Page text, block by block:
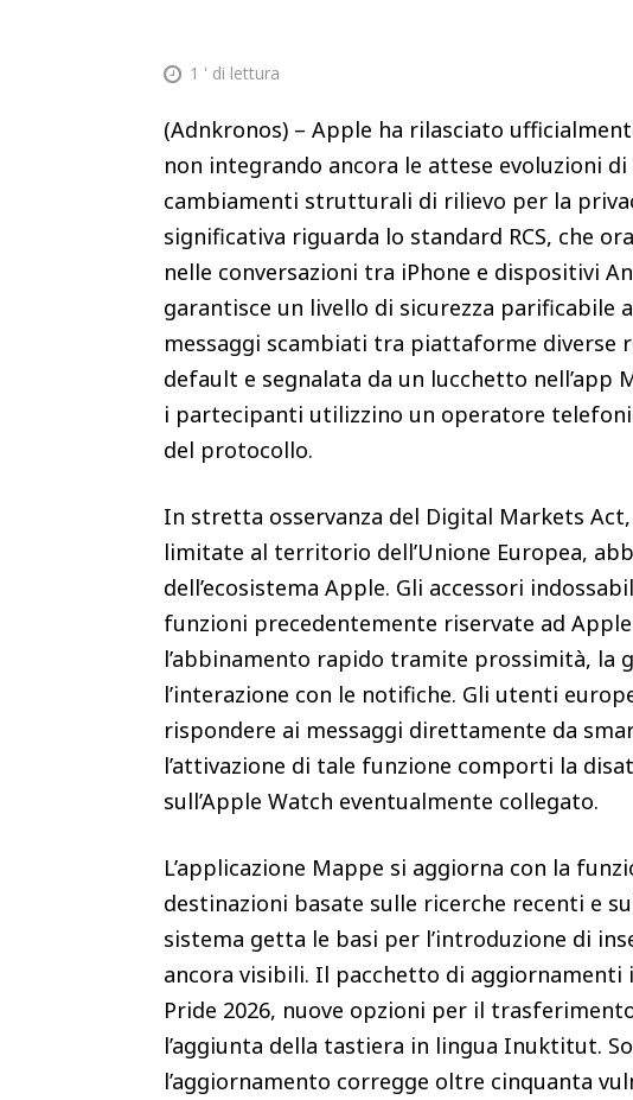
1 ' di lettura
(Adnkronos) – Apple ha rilasciato
non integrando ancora le attese evoluzioni
cambiamenti strutturali di rilievo per la
significativa riguarda lo standard RCS, che
nelle conversazioni tra iPhone e dispositivi
garantisce un livello di sicurezza parificabile
messaggi scambiati tra piattaforme
default e segnalata da un lucchetto
i partecipanti utilizzino un operatore
del protocollo.
In stretta osservanza del Digital Markets
limitate al territorio dell’Unione Europea,
dell’ecosistema Apple. Gli accessori
funzioni precedentemente riservate ad
l’abbinamento rapido tramite prossimità, la
l’interazione con le notifiche. Gli utenti
rispondere ai messaggi direttamente da
l’attivazione di tale funzione comporti la
sull’Apple Watch eventualmente collegato.
L’applicazione Mappe si aggiorna con la
destinazioni basate sulle ricerche recenti e
sistema getta le basi per l’introduzione di
ancora visibili. Il pacchetto di
Pride 2026, nuove opzioni per il
l’aggiunta della tastiera in lingua Inuktitut.
l’aggiornamento corregge oltre cinquanta